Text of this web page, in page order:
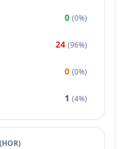
0 (0%)
24 (96%)
0 (0%)
1 (4%)
(HOR)